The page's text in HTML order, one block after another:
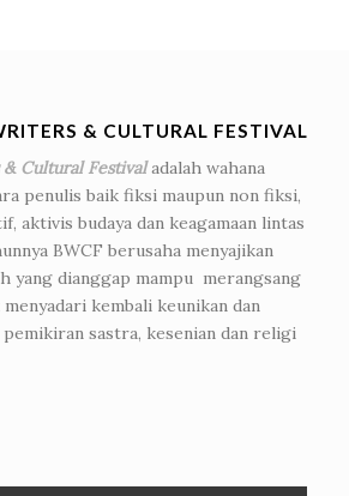
& CULTURAL FESTIVAL
Cultural Festivaladalah wahana
penulis baik fiksi maupun non fiksi,
aktivis budaya dan keagamaan lintas
BWCF berusaha menyajikan
yang dianggap mampu merangsang
kembali keunikan dan
pemikiran sastra, kesenian dan religi